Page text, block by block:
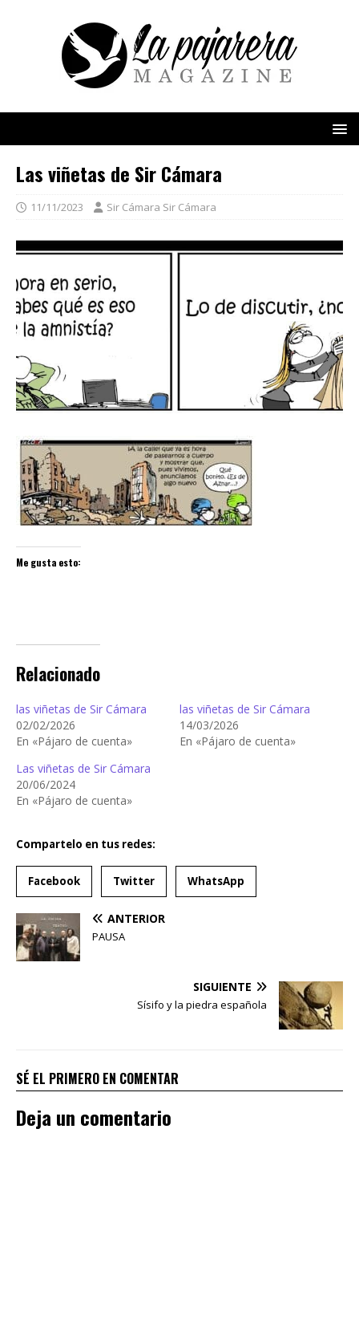
Las viñetas de Sir Cámara
11/11/2023 Sir Cámara Sir Cámara
Me gusta esto:
Relacionado
las viñetas de Sir Cámara
02/02/2026
En «Pájaro de cuenta»
las viñetas de Sir Cámara
14/03/2026
En «Pájaro de cuenta»
Las viñetas de Sir Cámara
20/06/2024
En «Pájaro de cuenta»
Compartelo en tus redes:
Facebook Twitter WhatsApp
ANTERIOR
PAUSA
SIGUIENTE
Sísifo y la piedra española
SÉ EL PRIMERO EN COMENTAR
Deja un comentario